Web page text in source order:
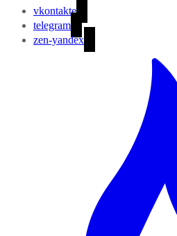
vkontakte
telegram
zen-yandex